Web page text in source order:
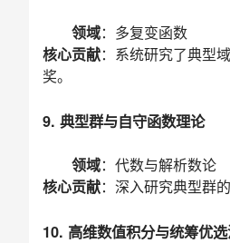
领域：多复变函数
核心贡献：系统研究了典型
奖。
9. 典型群与自守函数理论
领域：代数与解析数论
核心贡献：深入研究典型群
10. 高维数值积分与统筹优